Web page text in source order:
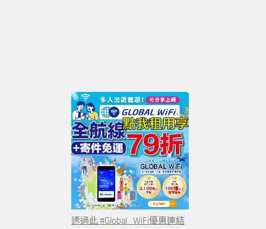
透過此 #Global_WiFi優惠連結